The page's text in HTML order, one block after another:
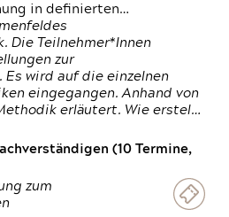
in definierten…
Die Teilnehmer*Innen
zur
wird auf die einzelnen
eingegangen. Anhand von
erläutert. Wie erstel…
(10 Termine,
zum